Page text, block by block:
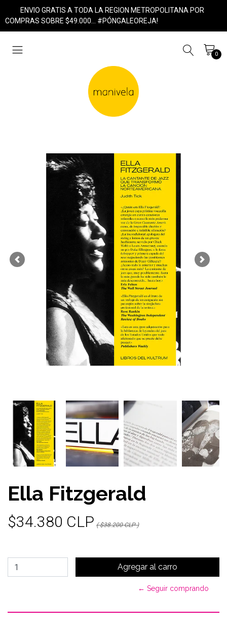
ENVIO GRATIS A TODA LA REGION METROPOLITANA POR
COMPRAS SOBRE $49.000... #PÓNGALEOREJA!
0
Previous Next
Ella Fitzgerald
$34.380 CLP ( $38.200 CLP )
← Seguir comprando